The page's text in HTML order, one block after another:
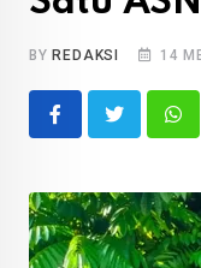
BY REDAKSI 14